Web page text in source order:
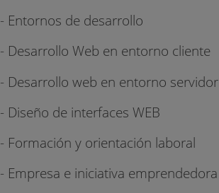
- Entornos de desarrollo
- Desarrollo Web en entorno cliente
- Desarrollo web en entorno servidor
- Diseño de interfaces WEB
- Formación y orientación laboral
- Empresa e iniciativa emprendedora